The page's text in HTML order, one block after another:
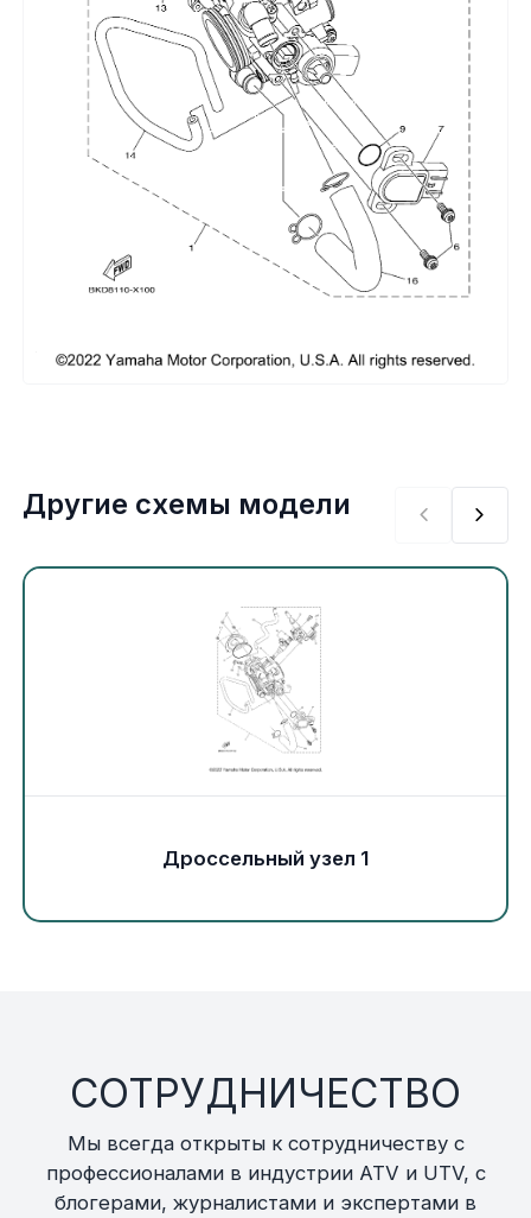
Топливная система
Тормозная система
Трансмиссия
Управление
Электрика
Другое
Движители (гребные винты)
Якорное оборудование
Другие схемы модели
Дроссельный узел 1
СОТРУДНИЧЕСТВО
Мы всегда открыты к сотрудничеству с
профессионалами в индустрии ATV и UTV, с
блогерами, журналистами и экспертами в